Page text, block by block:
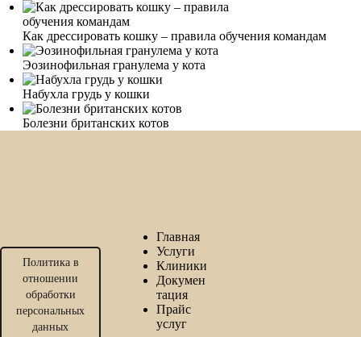
Как дрессировать кошку – правила обучения командам
Эозинофильная гранулема у кота
Набухла грудь у кошки
Болезни британских котов
Политика в
отношении
обработки
персональных
данных
Главная
Услуги
Клиники
Докумен
тация
Прайс
услуг